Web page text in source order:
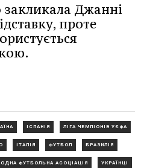
закликала Джанні
проте
ІСПАНІЯ ЛІГА ЧЕМПІОНІВ УЄФА
ІТАЛІЯ ФУТБОЛ БРАЗИЛІЯ
ФУТБОЛЬНА АСОЦІАЦІЯ УКРАЇНЦІ